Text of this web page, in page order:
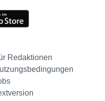
Redaktionen